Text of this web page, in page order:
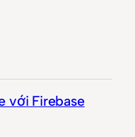
với Firebase